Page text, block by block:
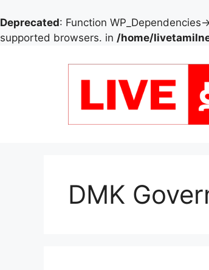
Deprecated: Function
supported browsers. in /home/
DMK